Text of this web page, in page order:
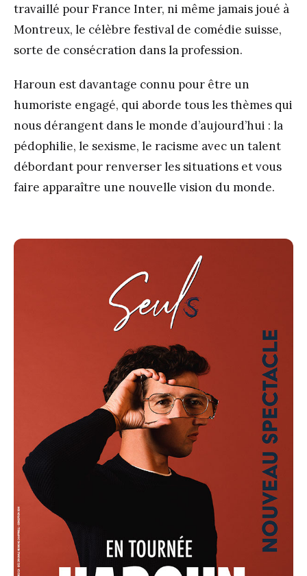
travaillé pour France Inter, ni même jamais joué à
Montreux, le célèbre festival de comédie suisse,
sorte de consécration dans la profession.
Haroun est davantage connu pour être un
humoriste engagé, qui aborde tous les thèmes qui
nous dérangent dans le monde d’aujourd’hui : la
pédophilie, le sexisme, le racisme avec un talent
débordant pour renverser les situations et vous
faire apparaître une nouvelle vision du monde.